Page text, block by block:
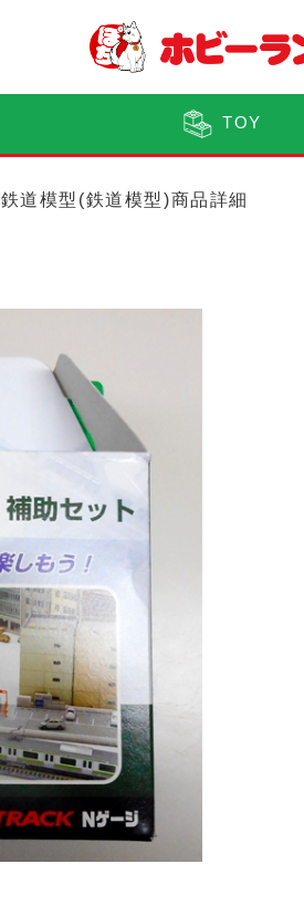
TOY
鉄道模型(鉄道模型)商品詳細